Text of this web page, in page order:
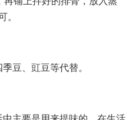
。
豆、豇豆等代替。